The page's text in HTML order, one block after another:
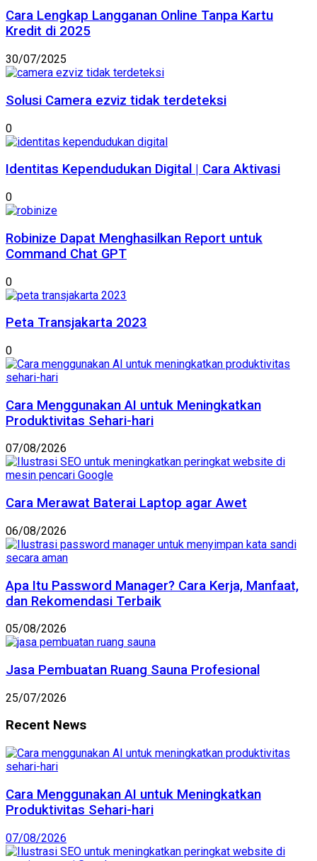
Cara Lengkap Langganan Online Tanpa Kartu
Kredit di 2025
30/07/2025
Solusi Camera ezviz tidak terdeteksi
0
Identitas Kependudukan Digital | Cara Aktivasi
0
Robinize Dapat Menghasilkan Report untuk
Command Chat GPT
0
Peta Transjakarta 2023
0
Cara Menggunakan AI untuk Meningkatkan
Produktivitas Sehari-hari
07/08/2026
Cara Merawat Baterai Laptop agar Awet
06/08/2026
Apa Itu Password Manager? Cara Kerja, Manfaat,
dan Rekomendasi Terbaik
05/08/2026
Jasa Pembuatan Ruang Sauna Profesional
25/07/2026
Recent News
Cara Menggunakan AI untuk Meningkatkan
Produktivitas Sehari-hari
07/08/2026